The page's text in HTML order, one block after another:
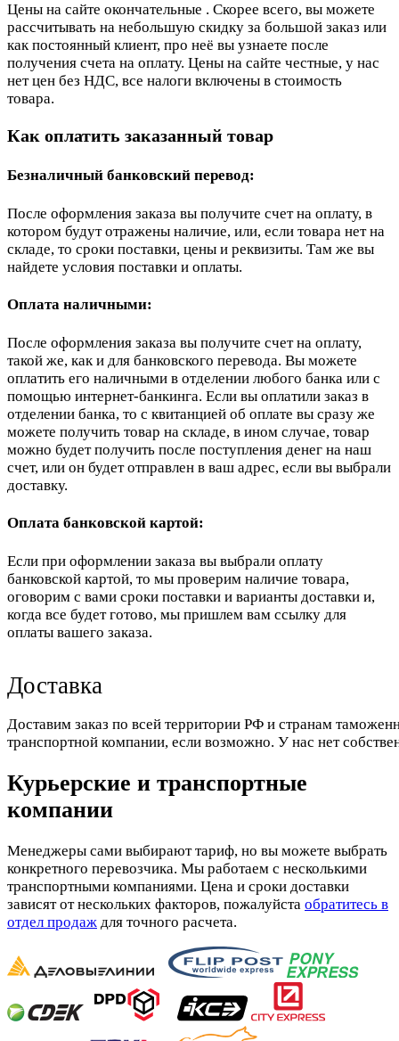
Цены на сайте окончательные . Скорее всего, вы можете
рассчитывать на небольшую скидку за большой заказ или
как постоянный клиент, про неё вы узнаете после
получения счета на оплату. Цены на сайте честные, у нас
нет цен без НДС, все налоги включены в стоимость
товара.
Как оплатить заказанный товар
Безналичный банковский перевод:
После оформления заказа вы получите счет на оплату, в
котором будут отражены наличие, или, если товара нет на
складе, то сроки поставки, цены и реквизиты. Там же вы
найдете условия поставки и оплаты.
Оплата наличными:
После оформления заказа вы получите счет на оплату,
такой же, как и для банковского перевода. Вы можете
оплатить его наличными в отделении любого банка или с
помощью интернет-банкинга. Если вы оплатили заказ в
отделении банка, то с квитанцией об оплате вы сразу же
можете получить товар на складе, в ином случае, товар
можно будет получить после поступления денег на наш
счет, или он будет отправлен в ваш адрес, если вы выбрали
доставку.
Оплата банковской картой:
Если при оформлении заказа вы выбрали оплату
банковской картой, то мы проверим наличие товара,
оговорим с вами сроки поставки и варианты доставки и,
когда все будет готово, мы пришлем вам ссылку для
оплаты вашего заказа.
Доставка
Доставим заказ по всей территории РФ и странам
транспортной компании, если возможно. У нас нет
Курьерские и транспортные
компании
Менеджеры сами выбирают тариф, но вы можете выбрать
конкретного перевозчика. Мы работаем с несколькими
транспортными компаниями. Цена и сроки доставки
зависят от нескольких факторов, пожалуйста обратитесь в
отдел продаж для точного расчета.